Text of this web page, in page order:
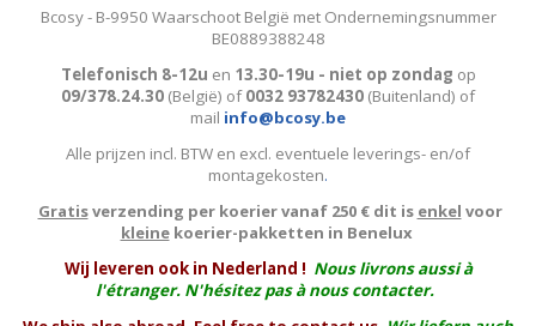
Bcosy - B-9950 Waarschoot België met Ondernemingsnummer
BE0889388248
Telefonisch 8-12u en 13.30-19u - niet op zondag op
09/378.24.30 (België) of0032 93782430 (Buitenland) of
mail info@bcosy.be
Alle prijzen incl. BTW en excl. eventuele leverings- en/of
montagekosten.
Gratisverzending per koerier vanaf 250 € dit is enkel voor
kleinekoerier-pakketten in Benelux
Wij leveren ook in Nederland ! Nous livrons aussi à
l'étranger. N'hésitez pas à nous contacter.